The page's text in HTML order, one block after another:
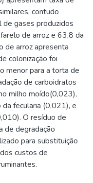
contudo
gases produzidos
de arroz e 63,8 da
de arroz apresenta
colonização foi
menor para a torta de
de carboidratos
milho moído(0,023),
fecularia (0,021), e
O resíduo de
de degradação
para substituição
custos de